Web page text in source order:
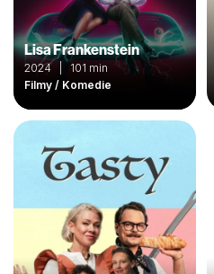
Lisa Frankenstein
2024 | 101 min
Filmy / Komedie